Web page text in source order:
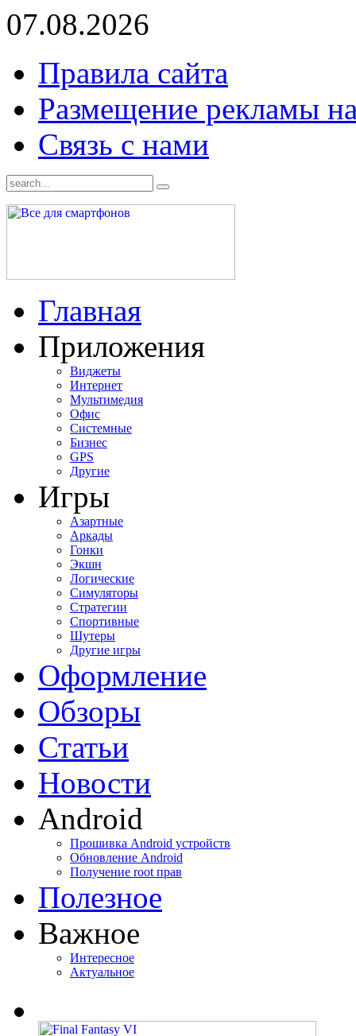
07.08.2026
Правила сайта
Размещение рекламы
Связь с нами
Главная
Приложения
Виджеты
Интернет
Мультимедия
Офис
Системные
Бизнес
GPS
Другие
Игры
Азартные
Аркады
Гонки
Экшн
Логические
Симуляторы
Стратегии
Спортивные
Шутеры
Другие игры
Оформление
Обзоры
Статьи
Новости
Android
Прошивка Android устройств
Обновление Android
Получение root прав
Полезное
Важное
Интересное
Актуальное